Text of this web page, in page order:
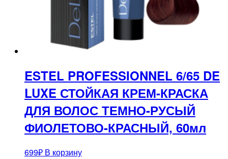
ESTEL PROFESSIONNEL 6/65 DE
LUXE СТОЙКАЯ КРЕМ-КРАСКА
ДЛЯ ВОЛОС ТЕМНО-РУСЫЙ
ФИОЛЕТОВО-КРАСНЫЙ, 60мл
699₽ В корзину